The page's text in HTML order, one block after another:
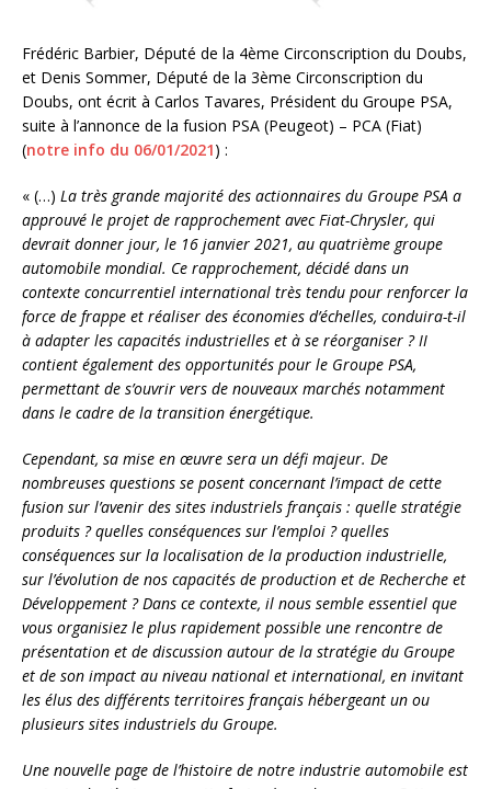
Frédéric Barbier, Député de la 4ème Circonscription du Doubs,
et Denis Sommer, Député de la 3ème Circonscription du
Doubs, ont écrit à Carlos Tavares, Président du Groupe PSA,
suite à l’annonce de la fusion PSA (Peugeot) – PCA (Fiat)
(notre info du 06/01/2021) :
« (…) La très grande majorité des actionnaires du Groupe PSA a
approuvé le projet de rapprochement avec Fiat-Chrysler, qui
devrait donner jour, le 16 janvier 2021, au quatrième groupe
automobile mondial. Ce rapprochement, décidé dans un
contexte concurrentiel international très tendu pour renforcer la
force de frappe et réaliser des économies d’échelles, conduira-t-il
à adapter les capacités industrielles et à se réorganiser ? II
contient également des opportunités pour le Groupe PSA,
permettant de s’ouvrir vers de nouveaux marchés notamment
dans le cadre de la transition énergétique.
Cependant, sa mise en œuvre sera un défi majeur. De
nombreuses questions se posent concernant l’impact de cette
fusion sur l’avenir des sites industriels français : quelle stratégie
produits ? quelles conséquences sur l’emploi ? quelles
conséquences sur la localisation de la production industrielle,
sur l’évolution de nos capacités de production et de Recherche et
Développement ? Dans ce contexte, il nous semble essentiel que
vous organisiez le plus rapidement possible une rencontre de
présentation et de discussion autour de la stratégie du Groupe
et de son impact au niveau national et international, en invitant
les élus des différents territoires français hébergeant un ou
plusieurs sites industriels du Groupe.
Une nouvelle page de l’histoire de notre industrie automobile est